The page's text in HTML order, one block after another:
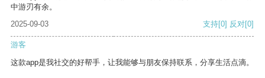
中游刃有余。
2025-09-03
支持[0] 反对[0]
游客
这款app是我社交的好帮手，让我能够与朋友保持联系，分享生活点滴。